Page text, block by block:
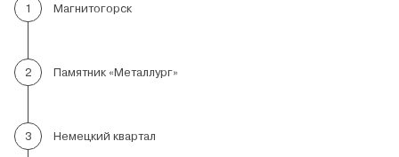
1 Магнитогорск
2 Памятник «Металлург»
3 Немецкий квартал